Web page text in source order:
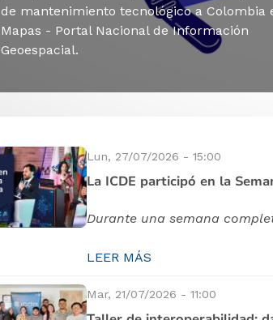
de mantenimiento tecnológico a Colombia
Mapas - Portal Nacional de Información
Geoespacial.
VER MÁS
VER MÁS
VER MÁS
VER MÁS
VER MÁS
VER MÁS
Lun, 27/07/2026 - 15:00
La ICDE participó en la
Durante una semana
LEER MÁS
Mar, 21/07/2026 - 11:00